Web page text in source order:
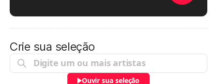
Crie sua seleção
Ouvir sua seleção